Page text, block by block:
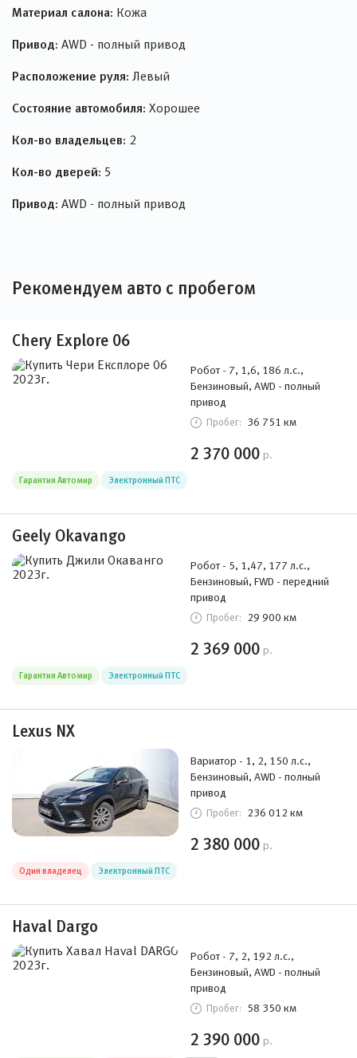
Материал салона: Кожа
Привод: AWD - полный привод
Расположение руля: Левый
Состояние автомобиля: Хорошее
Кол-во владельцев: 2
Кол-во дверей: 5
Привод: AWD - полный привод
Рекомендуем авто с пробегом
Chery Explore 06
Робот - 7, 1,6, 186 л.с.,
Бензиновый, AWD - полный
привод
Пробег: 36 751 км
2 370 000 р.
Гарантия Автомир Электронный ПТС
Geely Okavango
Робот - 5, 1,47, 177 л.с.,
Бензиновый, FWD - передний
привод
Пробег: 29 900 км
2 369 000 р.
Гарантия Автомир Электронный ПТС
Lexus NX
Вариатор - 1, 2, 150 л.с.,
Бензиновый, AWD - полный
привод
Пробег: 236 012 км
2 380 000 р.
Один владелец Электронный ПТС
Haval Dargo
Робот - 7, 2, 192 л.с.,
Бензиновый, AWD - полный
привод
Пробег: 58 350 км
2 390 000 р.